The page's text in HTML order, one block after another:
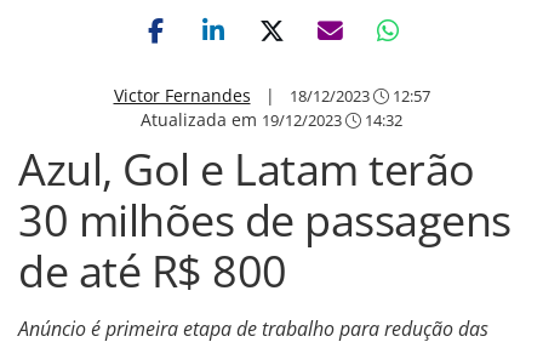
Victor Fernandes | 18/12/2023 12:57
Atualizada em 19/12/2023 14:32
Azul, Gol e Latam terão
30 milhões de passagens
de até R$ 800
Anúncio é primeira etapa de trabalho para redução das